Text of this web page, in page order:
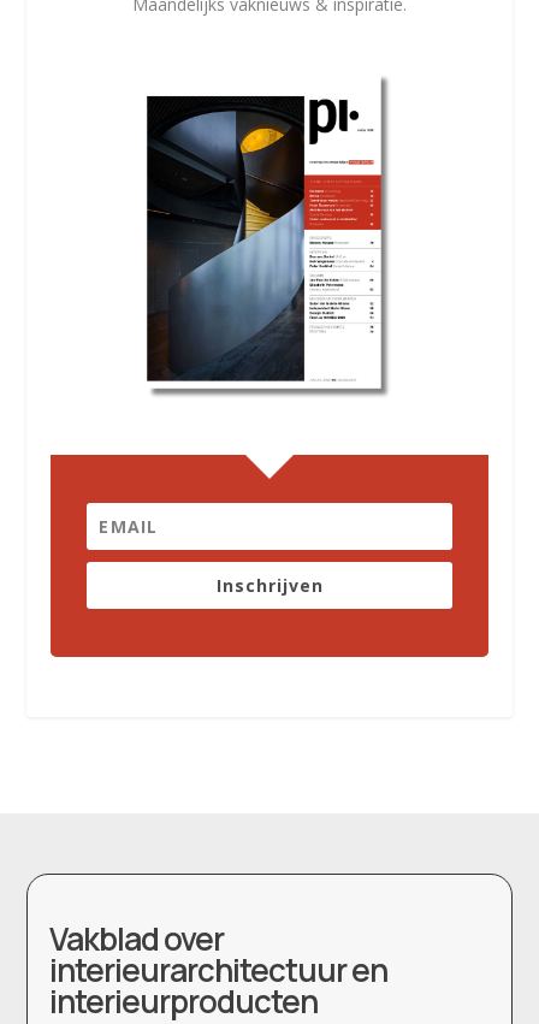
Inschrijven
Vakblad over
interieurarchitectuur en
interieurproducten